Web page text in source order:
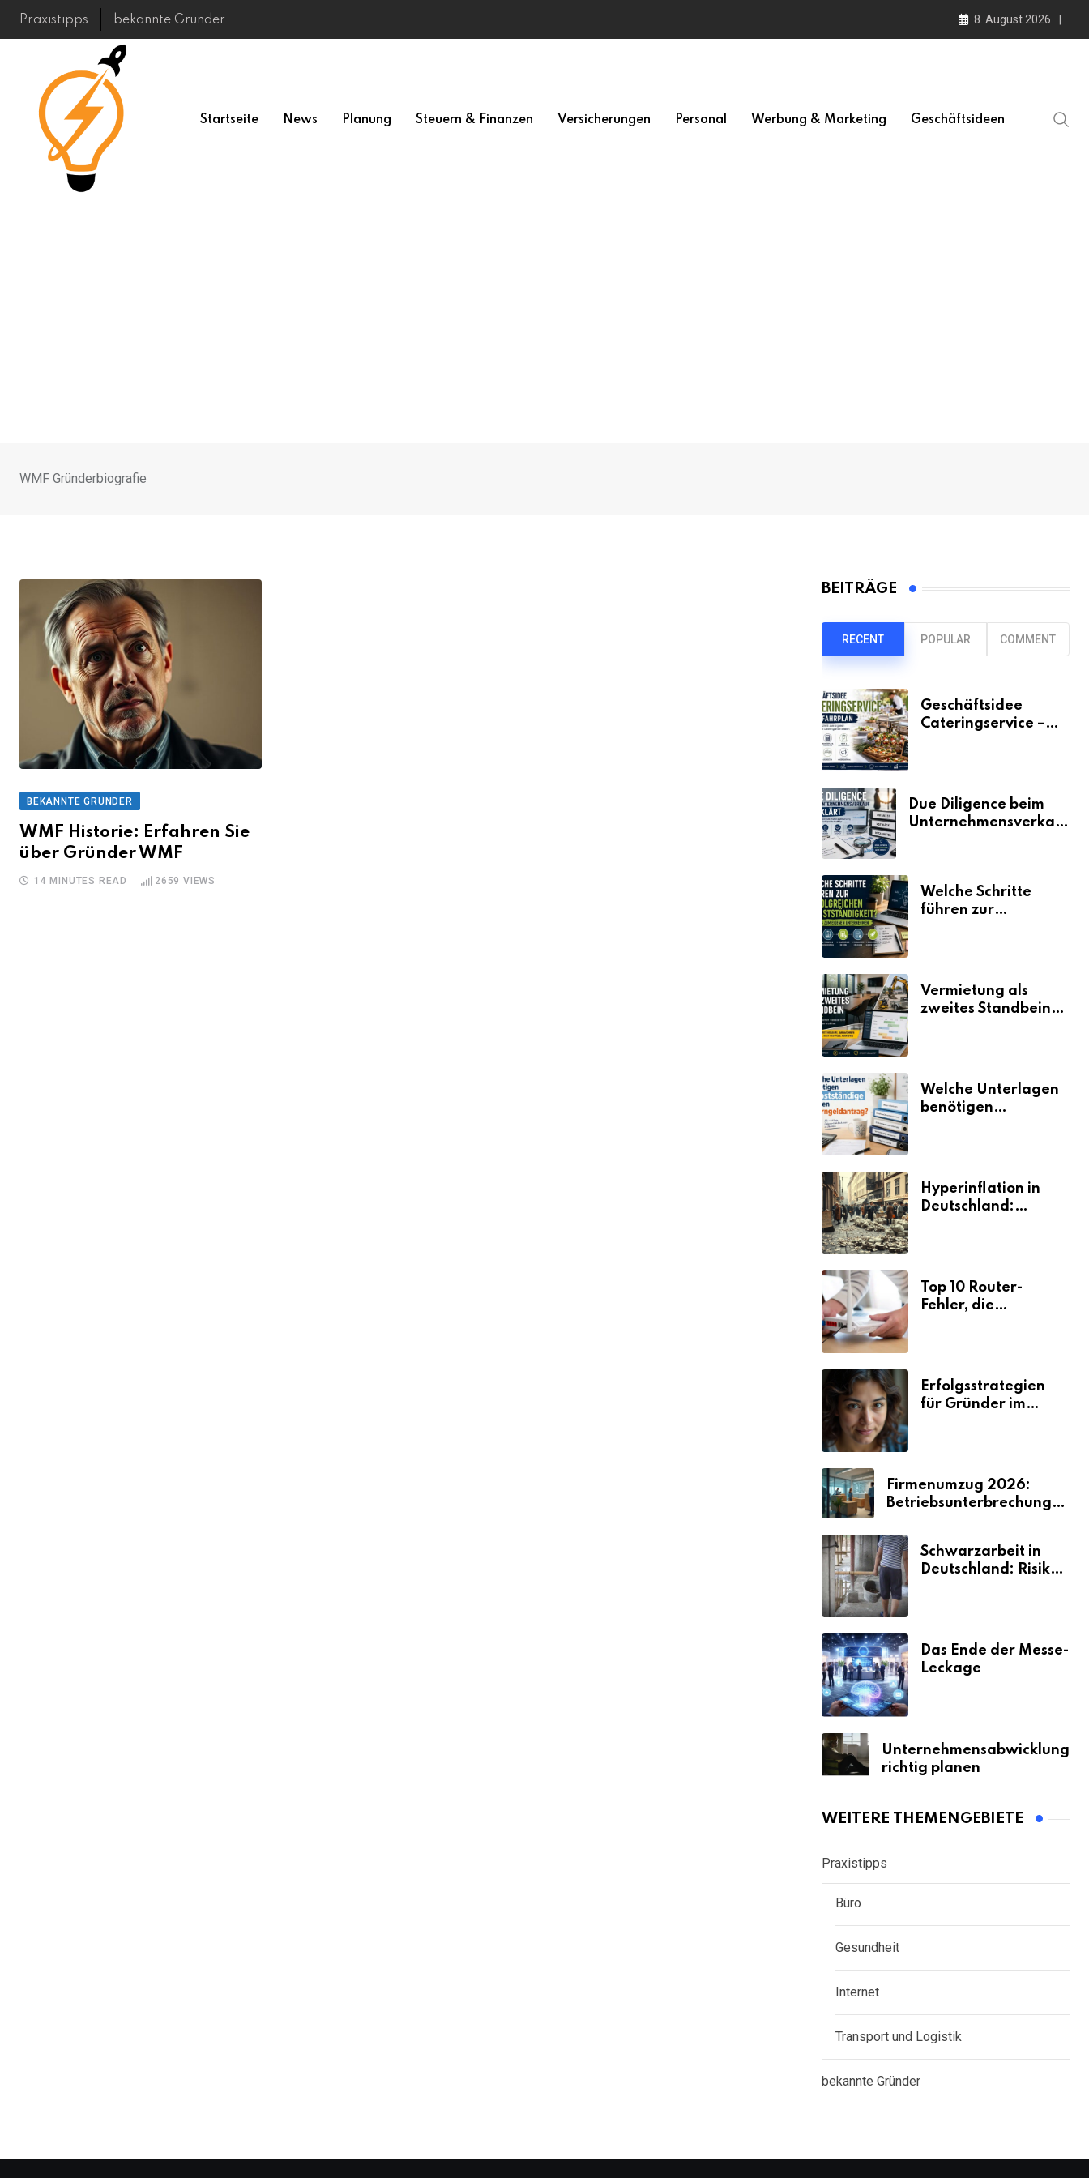
Skip
Praxistipps bekannte Gründer 8. August 2026
Startseite News Planung Steuern & Finanzen Versicherungen Personal Werbung & Marketing Geschäftsideen
WMF Gründerbiografie
BEKANNTE GRÜNDER
WMF Historie: Erfahren Sie
über Gründer WMF
14 MINUTES READ 2659 VIEWS
BEITRÄGE
RECENT POPULAR COMMENT
Geschäftsidee
Cateringservice –
Due Diligence beim
Unternehmensverkauf
Welche Schritte
führen zur
Vermietung als
zweites Standbein:
Umsätze machen
Welche Unterlagen
benötigen
Hyperinflation in
Deutschland:
Top 10 Router-
Fehler, die
Erfolgsstrategien
für Gründer im
Firmenumzug 2026:
Betriebsunterbrechungen
Schwarzarbeit in
Deutschland: Risiken
Das Ende der Messe-
Leckage
Unternehmensabwicklung
richtig planen
WEITERE THEMENGEBIETE
Praxistipps
Büro
Gesundheit
Internet
Transport und Logistik
bekannte Gründer